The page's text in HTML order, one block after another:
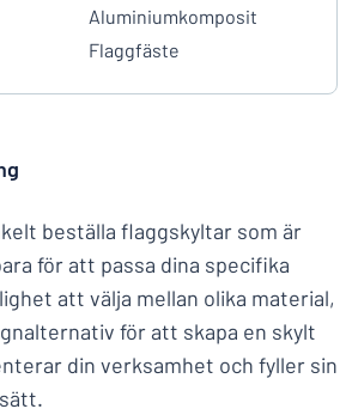
Aluminiumkomposit
Flaggfäste
beställa flaggskyltar som är
för att passa dina specifika
att välja mellan olika material,
för att skapa en skylt
din verksamhet och fyller sin